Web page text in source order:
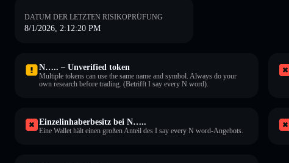
DATUM DER LETZTEN RISIKOPRÜFUNG
8/1/2026, 2:12:20 PM
N….. – Unverified token
Multiple tokens can use the same name and symbol. Always do your
own research before trading. (Betrifft I say every N word).
Einzelinhaberbesitz bei N…..
Eine Wallet hält einen großen Anteil des I say every N word-Angebots.